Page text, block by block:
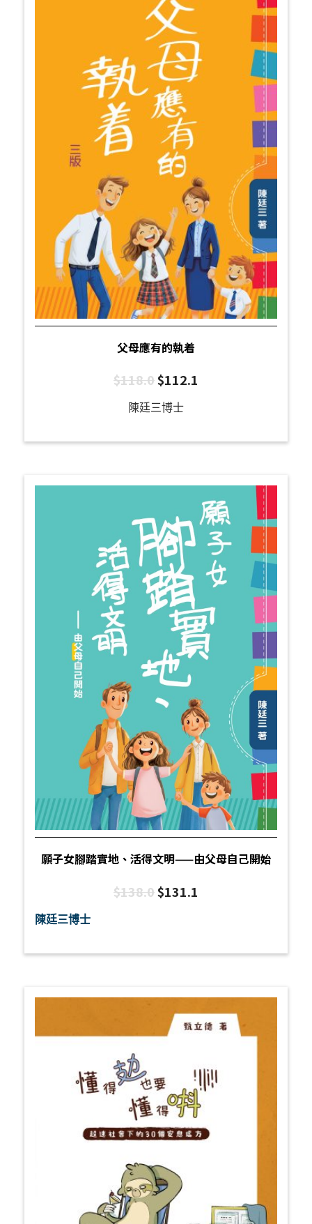
父母應有的執着
$118.0$112.1
陳廷三博士
願子女腳踏實地、活得文明——由父母自己開始
$138.0$131.1
陳廷三博士